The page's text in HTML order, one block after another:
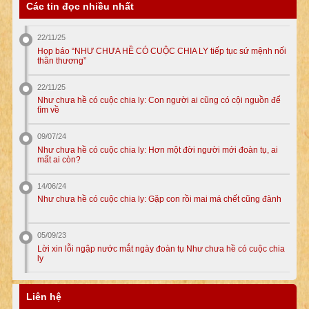
Các tin đọc nhiều nhất
22/11/25
Họp báo “NHƯ CHƯA HỀ CÓ CUỘC CHIA LY tiếp tục sứ mệnh nối
thân thương”
22/11/25
Như chưa hề có cuộc chia ly: Con người ai cũng có cội nguồn để
tìm về
09/07/24
Như chưa hề có cuộc chia ly: Hơn một đời người mới đoàn tụ, ai
mất ai còn?
14/06/24
Như chưa hề có cuộc chia ly: Gặp con rồi mai má chết cũng đành
05/09/23
Lời xin lỗi ngập nước mắt ngày đoàn tụ Như chưa hề có cuộc chia
ly
Liên hệ